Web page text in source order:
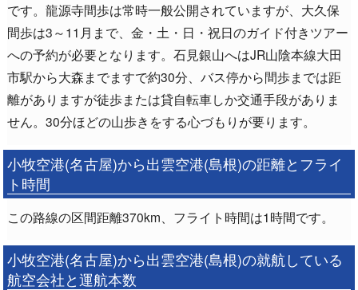
です。龍源寺間歩は常時一般公開されていますが、大久保
間歩は3～11月まで、金・土・日・祝日のガイド付きツアー
への予約が必要となります。石見銀山へはJR山陰本線大田
市駅から大森までますで約30分、バス停から間歩までは距
離がありますが徒歩または貸自転車しか交通手段がありま
せん。30分ほどの山歩きをする心づもりが要ります。
小牧空港(名古屋)から出雲空港(島根)の距離とフライ
ト時間
この路線の区間距離370km、フライト時間は1時間です。
小牧空港(名古屋)から出雲空港(島根)の就航している
航空会社と運航本数